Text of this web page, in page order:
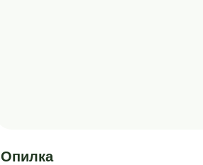
Опилка